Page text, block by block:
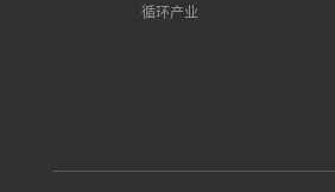
循环产业